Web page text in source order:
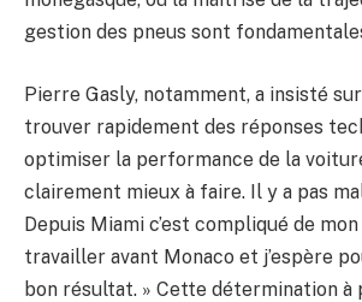
gestion des pneus sont
Pierre Gasly, notamment, a insisté
trouver rapidement des réponses
optimiser la performance de la
clairement mieux à faire. Il y a pas
Depuis Miami c’est compliqué de
travailler avant Monaco et j’espère
bon résultat. » Cette détermination à